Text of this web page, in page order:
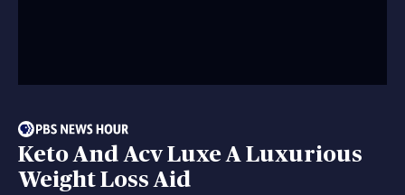
Keto And Acv Luxe A Luxurious
Weight Loss Aid